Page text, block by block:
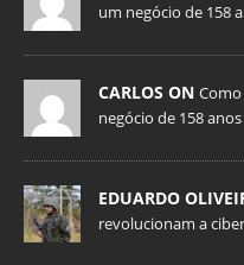
um negócio de 158
CARLOS ON
negócio de 158 anos
EDUARDO
revolucionam a